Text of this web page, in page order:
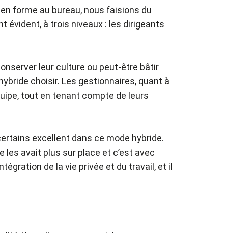
forme au bureau, nous faisions du
évident, à trois niveaux : les dirigeants
leur culture ou peut-être bâtir
choisir. Les gestionnaires, quant à
tout en tenant compte de leurs
excellent dans ce mode hybride.
les avait plus sur place et c’est avec
de la vie privée et du travail, et il